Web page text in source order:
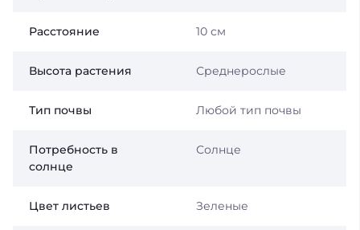
Расстояние 10 см
Высота растения Среднерослые
Тип почвы Любой тип почвы
Потребность в
солнце
Солнце
Цвет листьев Зеленые